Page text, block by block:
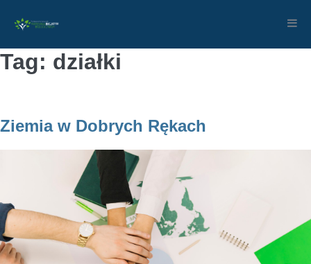
content
Tag: działki
Ziemia w Dobrych Rękach